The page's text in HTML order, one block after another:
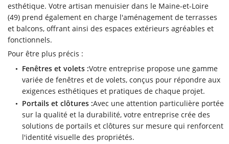
esthétique. Votre artisan menuisier dans le Maine-et-Loire
(49) prend également en charge l'aménagement de terrasses
et balcons, offrant ainsi des espaces extérieurs agréables et
fonctionnels.
Pour être plus précis :
Fenêtres et volets :Votre entreprise propose une gamme
variée de fenêtres et de volets, conçus pour répondre aux
exigences esthétiques et pratiques de chaque projet.
Portails et clôtures :Avec une attention particulière portée
sur la qualité et la durabilité, votre entreprise crée des
solutions de portails et clôtures sur mesure qui renforcent
l'identité visuelle des propriétés.